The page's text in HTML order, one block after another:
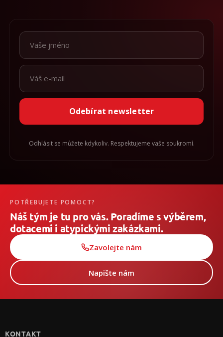
Odebírat newsletter
Odhlásit se můžete kdykoliv. Respektujeme vaše soukromí.
POTŘEBUJETE POMOCT?
Náš tým je tu pro vás. Poradíme s výběrem,
dotacemi i atypickými zakázkami.
Zavolejte nám
Napište nám
KONTAKT